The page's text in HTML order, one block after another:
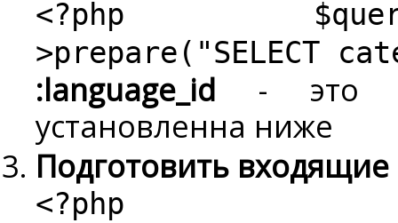
<?php
>prepare("SELECT
:language_id - это
установленна ниже
Подготовить